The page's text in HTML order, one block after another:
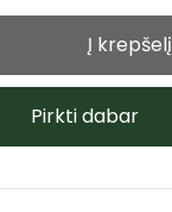
Į krepšelį
Pirkti dabar